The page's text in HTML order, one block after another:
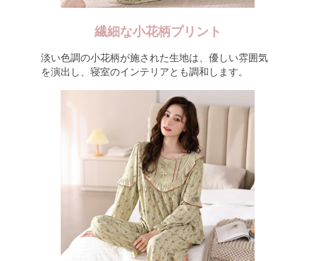
繊細な小花柄プリント
淡い色調の小花柄が施された生地は、優しい雰囲気
を演出し、寝室のインテリアとも調和します。